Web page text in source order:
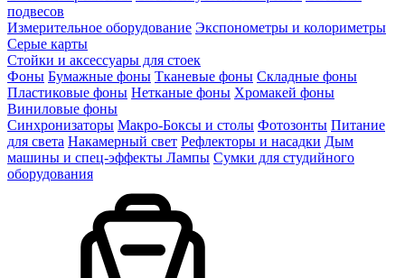
подвесов
Измерительное оборудование Экспонометры и колориметры
Серые карты
Стойки и аксессуары для стоек
Фоны Бумажные фоны Тканевые фоны Складные фоны
Пластиковые фоны Нетканые фоны Хромакей фоны
Виниловые фоны
Синхронизаторы Макро-Боксы и столы Фотозонты Питание
для света Накамерный свет Рефлекторы и насадки Дым
машины и спец-эффекты Лампы Сумки для студийного
оборудования